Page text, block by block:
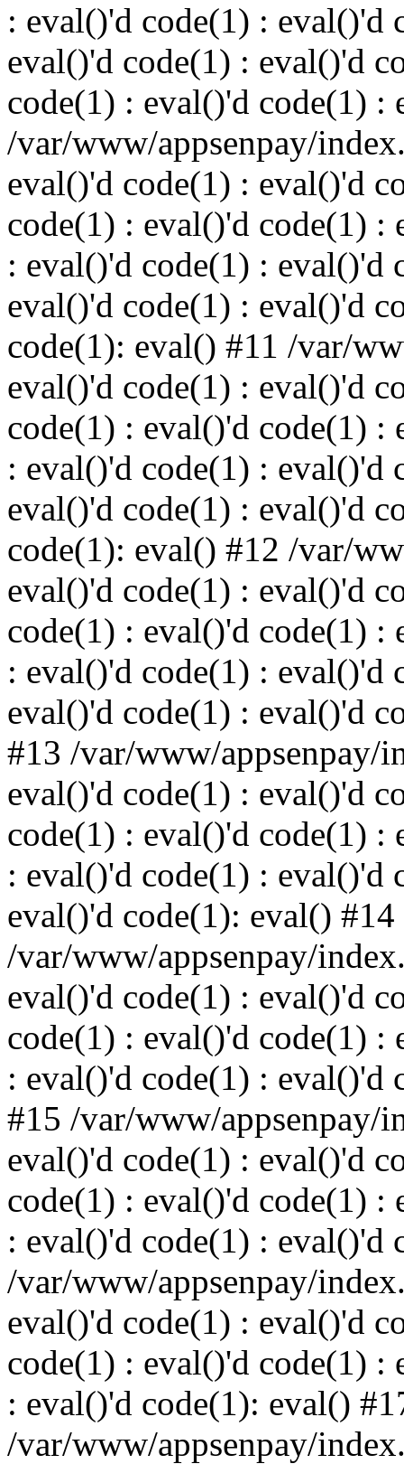
: eval()'d code(1) : eval()'d
eval()'d code(1) : eval()'d
code(1) : eval()'d code(1) :
/var/www/appsenpay/
eval()'d code(1) : eval()'d
code(1) : eval()'d code(1) :
: eval()'d code(1) : eval()'d
eval()'d code(1) : eval()'d
code(1): eval() #11 /var/
eval()'d code(1) : eval()'d
code(1) : eval()'d code(1) :
: eval()'d code(1) : eval()'d
eval()'d code(1) : eval()'d
code(1): eval() #12 /var/
eval()'d code(1) : eval()'d
code(1) : eval()'d code(1) :
: eval()'d code(1) : eval()'d
eval()'d code(1) : eval()'d
#13 /var/www/appsenpay/
eval()'d code(1) : eval()'d
code(1) : eval()'d code(1) :
: eval()'d code(1) : eval()'d
eval()'d code(1): eval() #14
/var/www/appsenpay/
eval()'d code(1) : eval()'d
code(1) : eval()'d code(1) :
: eval()'d code(1) : eval()'d
#15 /var/www/appsenpay/
eval()'d code(1) : eval()'d
code(1) : eval()'d code(1) :
: eval()'d code(1) : eval()'d
/var/www/appsenpay/
eval()'d code(1) : eval()'d
code(1) : eval()'d code(1) :
: eval()'d code(1): eval()
/var/www/appsenpay/